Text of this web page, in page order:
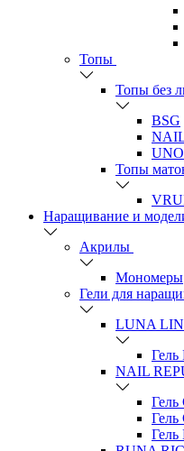
Топы
Топы без
BSG
UNO
Топы
Наращивание и
Акрилы
Мономеры
Гели для
LUNA
Гель
NAIL
Гель